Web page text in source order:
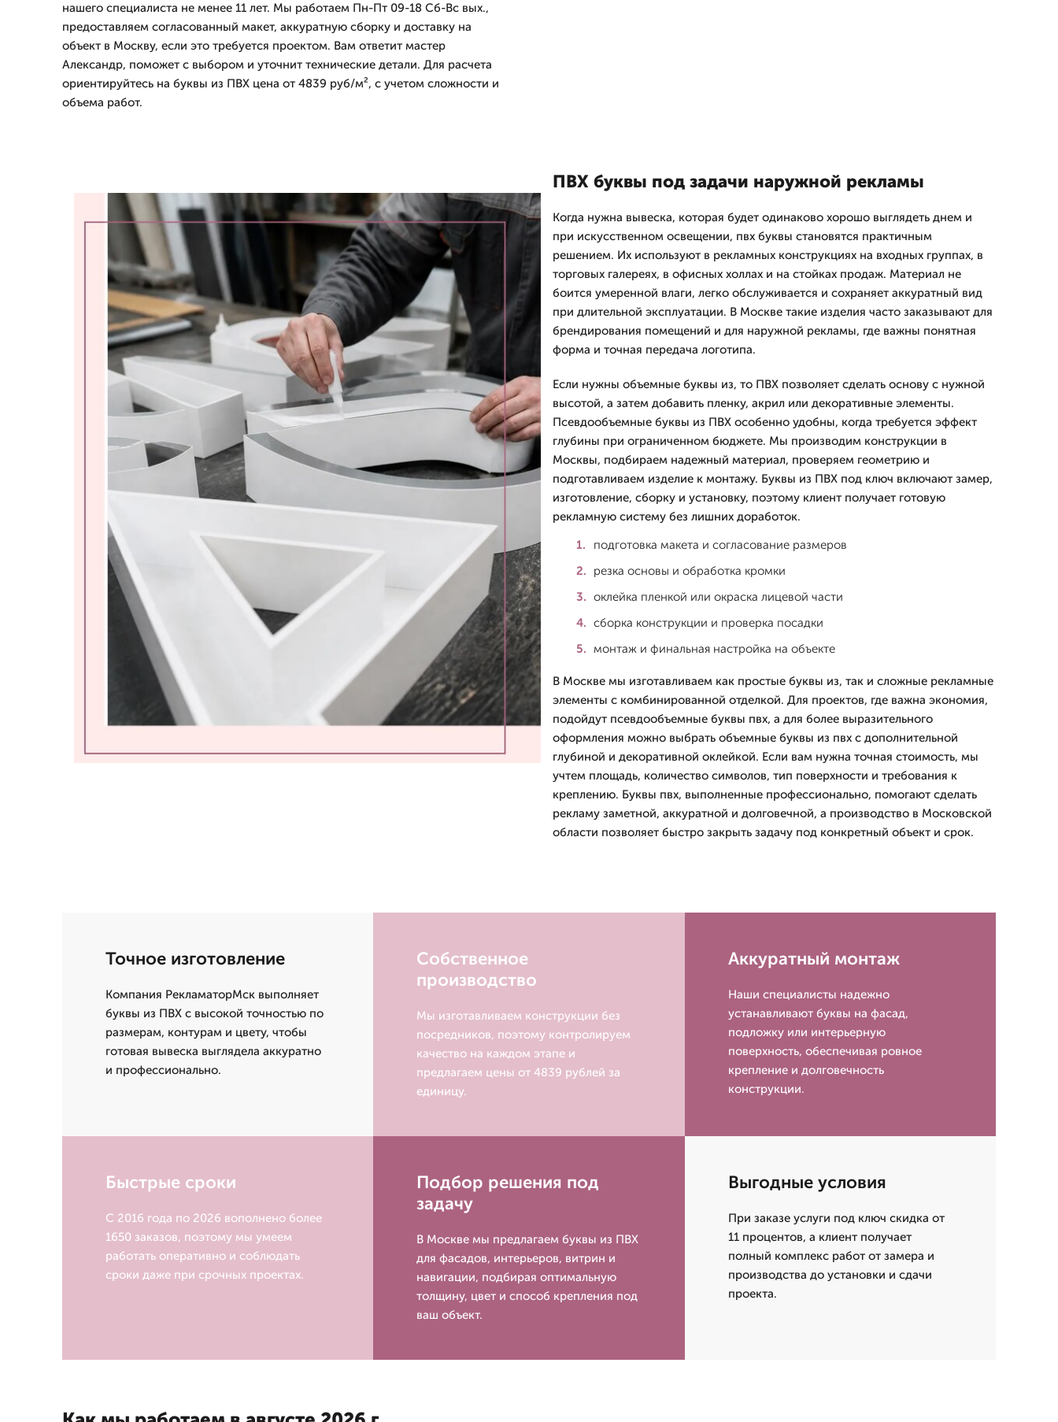
нашего специалиста не менее 11 лет. Мы работаем Пн-Пт 09-18 Сб-Вс вых.,
предоставляем согласованный макет, аккуратную сборку и доставку на
объект в Москву, если это требуется проектом. Вам ответит мастер
Александр, поможет с выбором и уточнит технические детали. Для расчета
ориентируйтесь на буквы из ПВХ цена от 4839 руб/м², с учетом сложности и
объема работ.
ПВХ буквы под задачи наружной рекламы
Когда нужна вывеска, которая будет одинаково хорошо выглядеть днем и
при искусственном освещении, пвх буквы становятся практичным
решением. Их используют в рекламных конструкциях на входных группах, в
торговых галереях, в офисных холлах и на стойках продаж. Материал не
боится умеренной влаги, легко обслуживается и сохраняет аккуратный вид
при длительной эксплуатации. В Москве такие изделия часто заказывают для
брендирования помещений и для наружной рекламы, где важны понятная
форма и точная передача логотипа.
Если нужны объемные буквы из, то ПВХ позволяет сделать основу с нужной
высотой, а затем добавить пленку, акрил или декоративные элементы.
Псевдообъемные буквы из ПВХ особенно удобны, когда требуется эффект
глубины при ограниченном бюджете. Мы производим конструкции в
Москвы, подбираем надежный материал, проверяем геометрию и
подготавливаем изделие к монтажу. Буквы из ПВХ под ключ включают замер,
изготовление, сборку и установку, поэтому клиент получает готовую
рекламную систему без лишних доработок.
подготовка макета и согласование размеров
резка основы и обработка кромки
оклейка пленкой или окраска лицевой части
сборка конструкции и проверка посадки
монтаж и финальная настройка на объекте
В Москве мы изготавливаем как простые буквы из, так и сложные рекламные
элементы с комбинированной отделкой. Для проектов, где важна экономия,
подойдут псевдообъемные буквы пвх, а для более выразительного
оформления можно выбрать объемные буквы из пвх с дополнительной
глубиной и декоративной оклейкой. Если вам нужна точная стоимость, мы
учтем площадь, количество символов, тип поверхности и требования к
креплению. Буквы пвх, выполненные профессионально, помогают сделать
рекламу заметной, аккуратной и долговечной, а производство в Московской
области позволяет быстро закрыть задачу под конкретный объект и срок.
Точное изготовление
Компания РекламаторМск выполняет
буквы из ПВХ с высокой точностью по
размерам, контурам и цвету, чтобы
готовая вывеска выглядела аккуратно
и профессионально.
Собственное
производство
Мы изготавливаем конструкции без
посредников, поэтому контролируем
качество на каждом этапе и
предлагаем цены от 4839 рублей за
единицу.
Аккуратный монтаж
Наши специалисты надежно
устанавливают буквы на фасад,
подложку или интерьерную
поверхность, обеспечивая ровное
крепление и долговечность
конструкции.
Быстрые сроки
С 2016 года по 2026 вополнено более
1650 заказов, поэтому мы умеем
работать оперативно и соблюдать
сроки даже при срочных проектах.
Подбор решения под
задачу
В Москве мы предлагаем буквы из ПВХ
для фасадов, интерьеров, витрин и
навигации, подбирая оптимальную
толщину, цвет и способ крепления под
ваш объект.
Выгодные условия
При заказе услуги под ключ скидка от
11 процентов, а клиент получает
полный комплекс работ от замера и
производства до установки и сдачи
проекта.